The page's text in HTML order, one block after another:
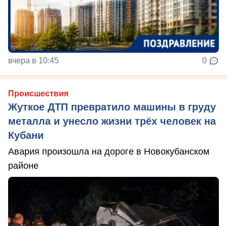
вчера в 10:45 0
Происшествия
Жуткое ДТП превратило машины в груду
металла и унесло жизни трёх человек на
Кубани
Авария произошла на дороге в Новокубанском
районе